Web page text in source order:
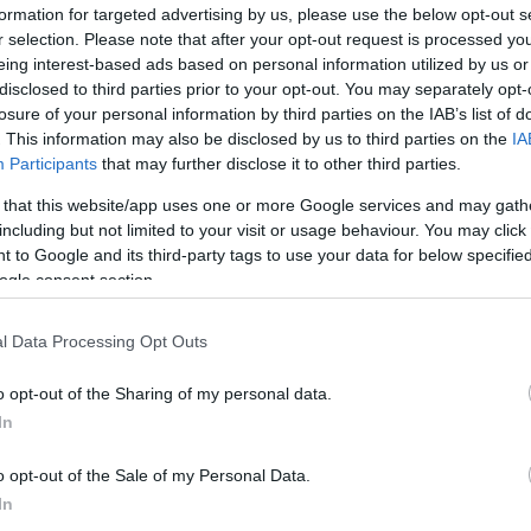
for targeted advertising by us, please use the below opt-out
selection. Please note that after your opt-out request is processed
interest-based ads based on personal information utilized by us
to third parties prior to your opt-out. You may separately
of your personal information by third parties on the IAB’s list of
This information may also be disclosed by us to third parties on the
Participants that may further disclose it to other third parties.
that this website/app uses one or more Google services and may
but not limited to your visit or usage behaviour. You may
to Google and its third-party tags to use your data for below
consent section.
Data Processing Opt Outs
opt-out of the Sharing of my personal data.
opt-out of the Sale of my Personal Data.
την Καλαμαριά. Και με το καλό να πάει -όπως σε όλες
περιμένει…
έχουν τεθεί εκτός και μείναμε με 297. Φυσικά
καταργήθηκαν σε τρεις εκλογικές περιφέρειες λες
τις λιγότερες επιπτώσεις, ακολουθήθηκε αυτή! Και
στην αναθεώρηση ή το 50%+1 του 297 είναι 149 αντί 150
Γι’ αυτήν και την ανάγκη επιτέλους να